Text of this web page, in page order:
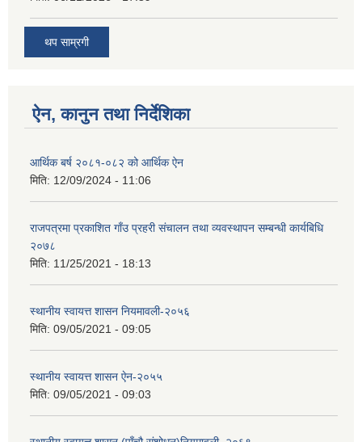
थप साम्रगी
ऐन, कानुन तथा निर्देशिका
आर्थिक बर्ष २०८१-०८२ को आर्थिक ऐन
मिति: 12/09/2024 - 11:06
राजपत्रमा प्रकाशित गाँउ प्रहरी संचालन तथा व्यवस्थापन सम्बन्धी कार्यबिधि
२०७८
मिति: 11/25/2021 - 18:13
स्थानीय स्वायत्त शासन नियमावली-२०५६
मिति: 09/05/2021 - 09:05
स्थानीय स्वायत्त शासन ए‍ेन-२०५५
मिति: 09/05/2021 - 09:03